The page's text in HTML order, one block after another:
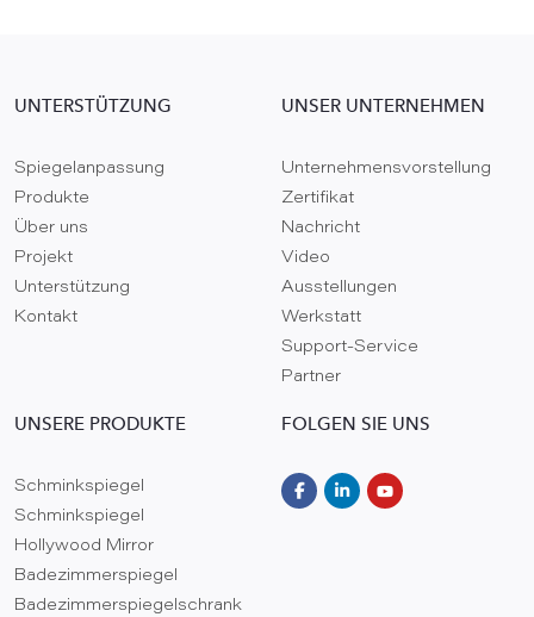
UNTERSTÜTZUNG
Spiegelanpassung
Produkte
Über uns
Projekt
Unterstützung
Kontakt
UNSER UNTERNEHMEN
Unternehmensvorstellung
Zertifikat
Nachricht
Video
Ausstellungen
Werkstatt
Support-Service
Partner
UNSERE PRODUKTE
Schminkspiegel
Schminkspiegel
Hollywood Mirror
Badezimmerspiegel
Badezimmerspiegelschrank
FOLGEN SIE UNS